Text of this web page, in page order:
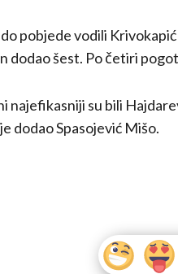
pobjede vodili
dodao šest. Po četiri
najefikasniji su bili
dodao Spasojević Mišo.